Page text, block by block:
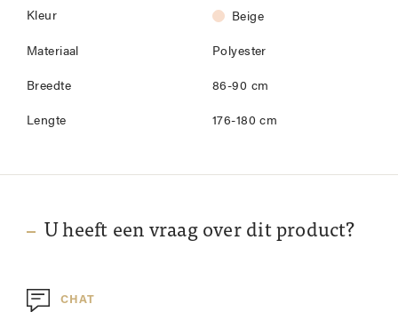
Kleur Beige
Materiaal Polyester
Breedte 86-90 cm
Lengte 176-180 cm
U heeft een vraag over dit product?
CHAT